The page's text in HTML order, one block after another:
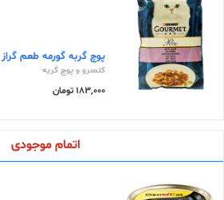
پوچ گربه گورمه طعم گراز 85 گرمی Gourmet
کنسرو و پوچ گربه
183,000 تومان
اتمام موجودی